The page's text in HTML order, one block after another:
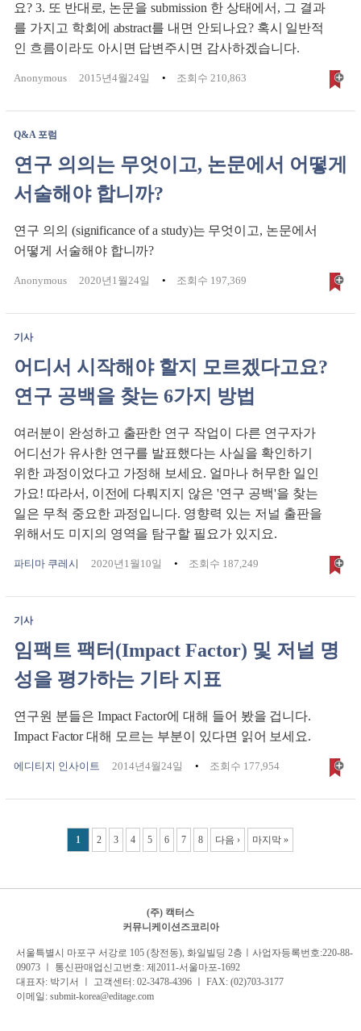
요? 3. 또 반대로, 논문을 submission 한 상태에서, 그 결과
를 가지고 학회에 abstract를 내면 안되나요? 혹시 일반적
인 흐름이라도 아시면 답변주시면 감사하겠습니다.
Anonymous 2015년4월24일 조회수 210,863
Q&A 포럼
연구 의의는 무엇이고, 논문에서 어떻게
서술해야 합니까?
연구 의의 (significance of a study)는 무엇이고, 논문에서
어떻게 서술해야 합니까?
Anonymous 2020년1월24일 조회수 197,369
기사
어디서 시작해야 할지 모르겠다고요?
연구 공백을 찾는 6가지 방법
여러분이 완성하고 출판한 연구 작업이 다른 연구자가
어디선가 유사한 연구를 발표했다는 사실을 확인하기
위한 과정이었다고 가정해 보세요. 얼마나 허무한 일인
가요! 따라서, 이전에 다뤄지지 않은 '연구 공백'을 찾는
일은 무척 중요한 과정입니다. 영향력 있는 저널 출판을
위해서도 미지의 영역을 탐구할 필요가 있지요.
파티마 쿠레시 2020년1월10일 조회수 187,249
기사
임팩트 팩터(Impact Factor) 및 저널 명
성을 평가하는 기타 지표
연구원 분들은 Impact Factor에 대해 들어 봤을 겁니다.
Impact Factor 대해 모르는 부분이 있다면 읽어 보세요.
에디티지 인사이트 2014년4월24일 조회수 177,954
1 2 3 4 5 6 7 8 다음 › 마지막 »
(주) 캑터스
커뮤니케이션즈코리아
서 울특별시 마포구 서강로 105 (창전동), 화일빌딩 2층 ㅣ사업자등록번호:220-88-
09073 ㅣ 통신판매업신고번호: 제2011-서울마포-1692
대표자: 박기서 ㅣ 고객센터: 02-3478-4396 ㅣ FAX: (02)703-3177
이메일: submit-korea@editage.com